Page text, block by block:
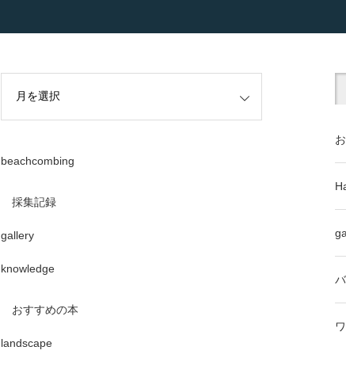
beachcombing
採集記録
gallery
knowledge
おすすめの本
landscape